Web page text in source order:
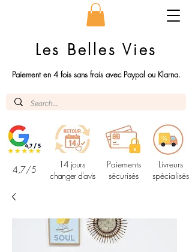
Les Belles Vies
Paiement en 4 fois sans frais avec Paypal ou Klarna.
4,7/5
14 jours
changer d'avis
Paiements
sécurisés
Livreurs
spécialisés